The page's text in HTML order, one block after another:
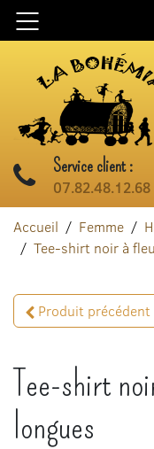
Aller au contenu
Service client :
07.82.48.12.68
Accueil Femme
Tee-shirt noir à
Produit précédent
Tee-shirt
longues